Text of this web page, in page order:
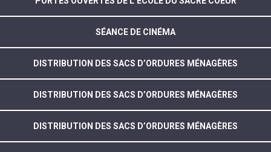
SÉANCE DE CINÉMA
DISTRIBUTION DES SACS D’ORDURES MÉNAGÈRES
DISTRIBUTION DES SACS D’ORDURES MÉNAGÈRES
DISTRIBUTION DES SACS D’ORDURES MÉNAGÈRES